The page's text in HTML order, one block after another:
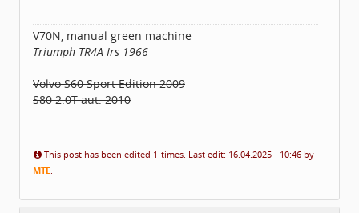
V70N, manual green machine
Triumph TR4A Irs 1966
Volvo S60 Sport Edition 2009
S80 2.0T aut. 2010
This post has been edited 1-times. Last edit: 16.04.2025 - 10:46 by
MTE.